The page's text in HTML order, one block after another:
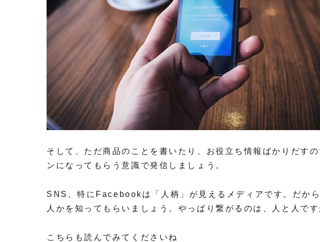
そして、ただ商品のことを書いたり、お役立ち情報ばかりだす
ンになってもらう意識で発信しましょう。
SNS、特にFacebookは「人柄」が見えるメディアです。だか
人かを知ってもらいましょう。やっぱり繋がるのは、人と人です
こちらも読んでみてくださいね